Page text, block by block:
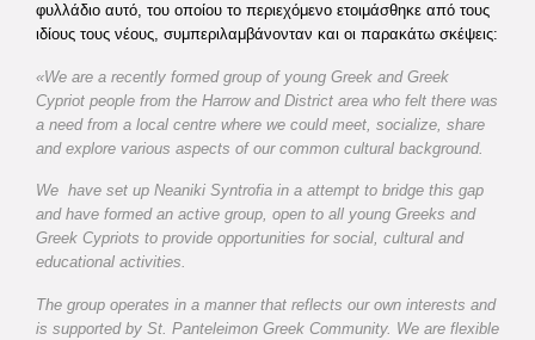
φυλλάδιο αυτό, του οποίου το περιεχόμενο ετοιμάσθηκε από τους
ιδίους τους νέους, συμπεριλαμβάνονταν και οι παρακάτω σκέψεις:
«We are a recently formed group of young Greek and Greek
Cypriot people from the Harrow and District area who felt there was
a need from a local centre where we could meet, socialize, share
and explore various aspects of our common cultural background.
We have set up Neaniki Syntrofia in a attempt to bridge this gap
and have formed an active group, open to all young Greeks and
Greek Cypriots to provide opportunities for social, cultural and
educational activities.
The group operates in a manner that reflects our own interests and
is supported by St. Panteleimon Greek Community. We are flexible